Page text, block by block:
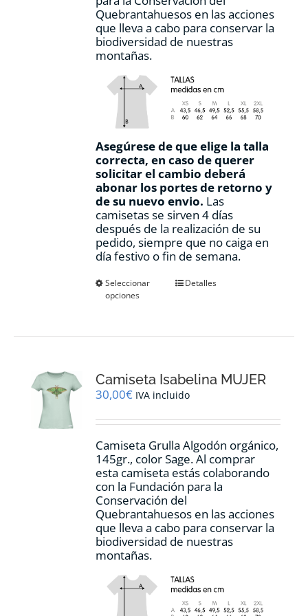
Quebrantahuesos en las acciones
que lleva a cabo para conservar la
biodiversidad de nuestras
montañas.
Asegúrese de que elige la talla
correcta, en caso de querer
solicitar el cambio deberá
abonar los portes de retorno y
de su nuevo envio. Las
camisetas se sirven 4 días
después de la realización de su
pedido, siempre que no caiga en
día festivo o fin de semana.
Seleccionar
opciones
Este
se
pueden
en
página
de
producto
Detalles
Camiseta Isabelina MUJER
30,00€ IVA incluido
Camiseta Grulla Algodón orgánico,
145gr., color Sage. Al comprar
esta camiseta estás colaborando
con la Fundación para la
Conservación del
Quebrantahuesos en las acciones
que lleva a cabo para conservar la
biodiversidad de nuestras
montañas.